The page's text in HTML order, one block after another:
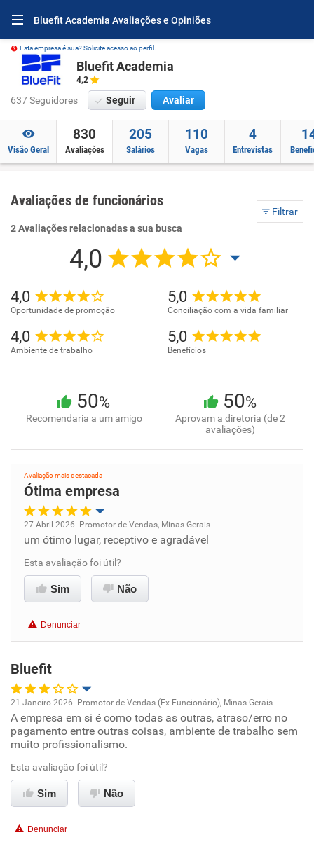
Bluefit Academia Avaliações e Opiniões
Esta empresa é sua? Solicite acesso ao perfil.
Bluefit Academia
4,2
637 Seguidores Seguir Avaliar
Visão Geral
830
Avaliações
205
Salários
110
Vagas
4
Entrevistas
Avaliações de funcionários
Filtrar
2 Avaliações relacionadas a sua busca
4,0
4,0
Oportunidade de promoção
5,0
Conciliação com a vida familiar
4,0
Ambiente de trabalho
5,0
Benefícios
50%
Recomendaria a um amigo
50%
Aprovam a diretoria (de 2
avaliações)
Avaliação mais destacada
Ótima empresa
Oportunidade de promoção
Ambiente de trabalho
Benefícios
Recomenda esta empresa
Recomenda a diretoria
27 Abril 2026. Promotor de Vendas, Minas Gerais
um ótimo lugar, receptivo e agradável
Esta avaliação foi útil?
Sim Não
Denunciar
Bluefit
Oportunidade de promoção
Ambiente de trabalho
Conciliação com a vida familiar
21 Janeiro 2026. Promotor de Vendas (Ex-Funcionário), Minas Gerais
A empresa em si é como todas as outras, atraso/erro no
pagamento entre outras coisas, ambiente de trabalho sem
muito profissionalismo.
Esta avaliação foi útil?
Sim Não
Denunciar